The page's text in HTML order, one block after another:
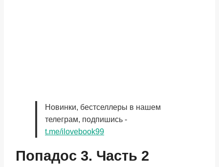
Новинки, бестселлеры в нашем
телеграм, подпишись -
t.me/ilovebook99
Попадос 3. Часть 2